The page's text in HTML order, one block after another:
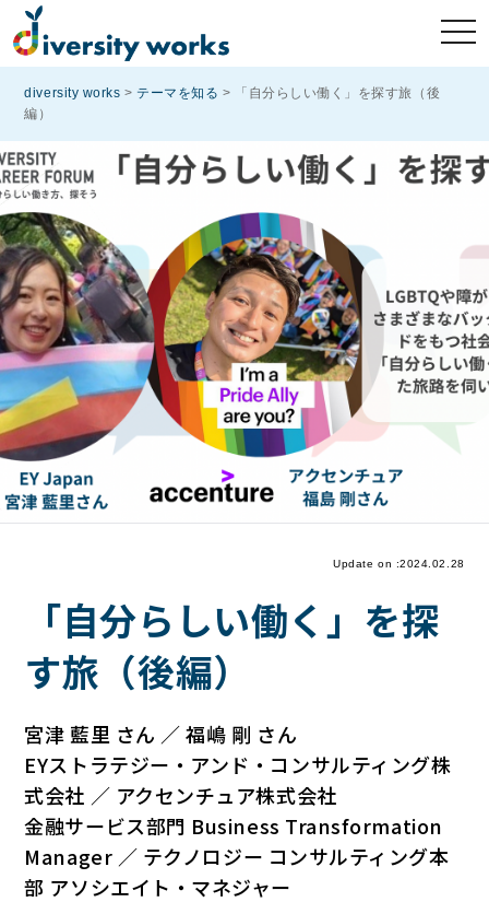
diversity works > テーマを知る >
「自分らしい働く」を探す旅（後
編）
Update on :2024.02.28
「自分らしい働く」を探
す旅（後編）
宮津 藍里 さん ／ 福嶋 剛 さん
EYストラテジー・アンド・コンサルティング株
式会社 ／ アクセンチュア株式会社
金融サービス部門 Business Transformation
Manager ／ テクノロジー コンサルティング本
部 アソシエイト・マネジャー